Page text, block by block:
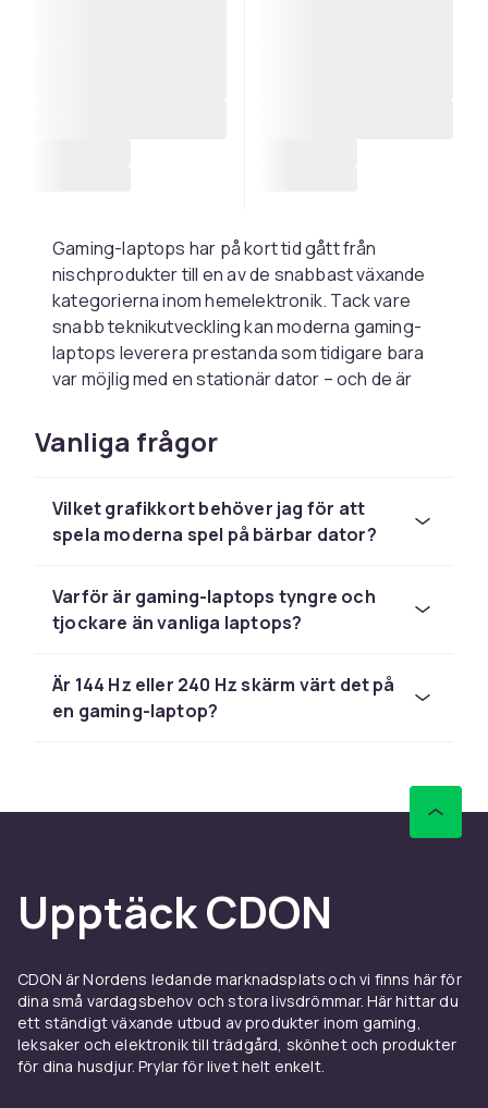
Gaming-laptops har på kort tid gått från
nischprodukter till en av de snabbast växande
kategorierna inom hemelektronik. Tack vare
snabb teknikutveckling kan moderna gaming-
laptops leverera prestanda som tidigare bara
var möjlig med en stationär dator – och de är
eller din favoritkafé.
speciell?
Det avgörande på en gaming-laptop är det
laptops förlitar sig på integrerad grafik i
processorn är en gaming-laptop utrustad med
GeForce RTX-serien eller AMD Radeon RX. Det
är skillnaden mellan att spela moderna titlar i
Kombinerat med en låg responstid på 1–3
millisekunder innebär det en klar
reaktionshastigheten är avgörande.
Processorerna i gaming-laptops tillhör
toppskiktet: Intel Core i7 och i9 med H-suffix
eller AMD Ryzen 7 och 9 med HX-suffix är
Vanliga frågor
Vilket grafikkort behöver jag för att
spela moderna spel på bärbar dator?
Varför är gaming-laptops tyngre och
tjockare än vanliga laptops?
Är 144 Hz eller 240 Hz skärm värt det på
en gaming-laptop?
Upptäck CDON
CDON är Nordens ledande marknadsplats och vi finns här för
dina små vardagsbehov och stora livsdrömmar. Här hittar du
ett ständigt växande utbud av produkter inom gaming,
leksaker och elektronik till trädgård, skönhet och produkter
för dina husdjur. Prylar för livet helt enkelt.